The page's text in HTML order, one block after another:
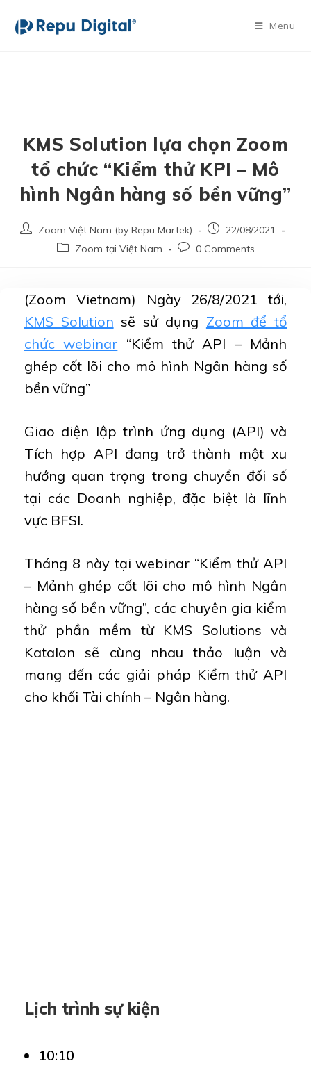
Menu
KMS Solution lựa chọn Zoom
tổ chức “Kiểm thử KPI – Mô
hình Ngân hàng số bền vững”
Zoom Việt Nam (by Repu Martek)
22/08/2021
Zoom tại Việt Nam
0 Comments
(Zoom Vietnam) Ngày 26/8/2021 tới,
KMS Solution sẽ sử dụng Zoom để tổ
chức webinar “Kiểm thử API – Mảnh
ghép cốt lõi cho mô hình Ngân hàng số
bền vững”
Giao diện lập trình ứng dụng (API) và
Tích hợp API đang trở thành một xu
hướng quan trọng trong chuyển đối số
tại các Doanh nghiệp, đặc biệt là lĩnh
vực BFSI.
Tháng 8 này tại webinar “Kiểm thử API
– Mảnh ghép cốt lõi cho mô hình Ngân
hàng số bền vững”, các chuyên gia kiểm
thử phần mềm từ KMS Solutions và
Katalon sẽ cùng nhau thảo luận và
mang đến các giải pháp Kiểm thử API
cho khối Tài chính – Ngân hàng.
Lịch trình sự kiện
10:10